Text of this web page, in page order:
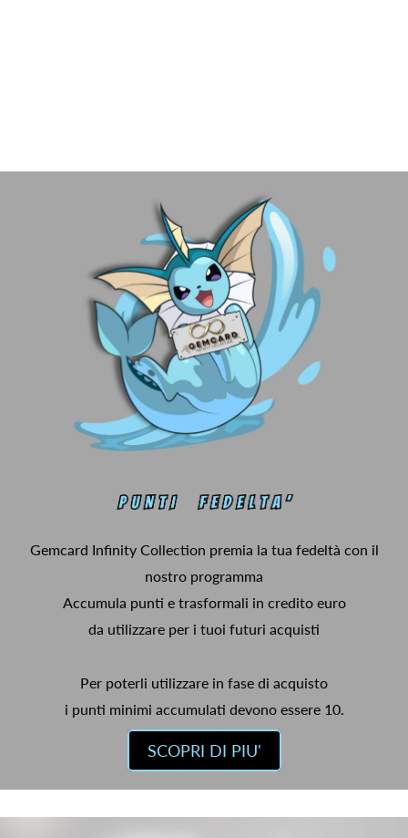
Gemcard Infinity Collection premia la tua fedeltà con il
nostro programma
Accumula punti e trasformali in credito euro
da utilizzare per i tuoi futuri acquisti
Per poterli utilizzare in fase di acquisto
i punti minimi accumulati devono essere 10.
SCOPRI DI PIU'